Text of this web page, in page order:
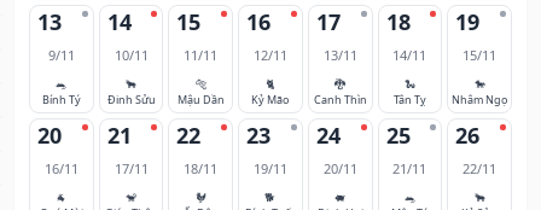
13
9/11
🐀
Bính Tý
14
10/11
🐂
Đinh Sửu
15
11/11
🐅
Mậu Dần
16
12/11
🐈
Kỷ Mão
17
13/11
🐉
Canh Thìn
18
14/11
🐍
Tân Tỵ
19
15/11
🐎
Nhâm Ngọ
20
16/11
🐐
21
17/11
🐒
22
18/11
🐓
23
19/11
🐕
24
20/11
🐖
25
21/11
🐀
26
22/11
🐂